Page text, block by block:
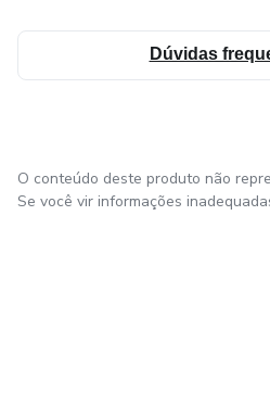
Dúvidas
O conteúdo deste produto não
Se você vir informações